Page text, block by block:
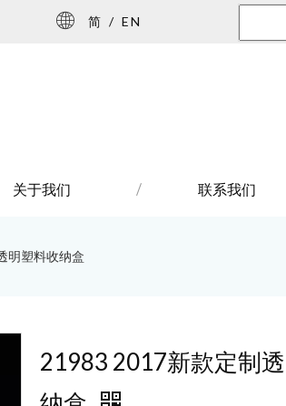
简 / EN
关于我们 联系我们
明塑料收纳盒
21983 2017新款定制